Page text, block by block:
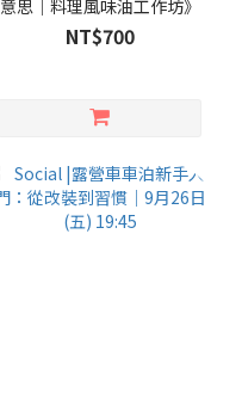
意思｜料理風味油工作坊》
NT$700